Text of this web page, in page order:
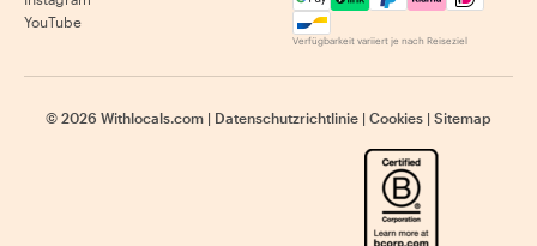
YouTube
Verfügbarkeit variiert je nach Reiseziel
© 2026 Withlocals.com | Datenschutzrichtlinie | Cookies | Sitemap